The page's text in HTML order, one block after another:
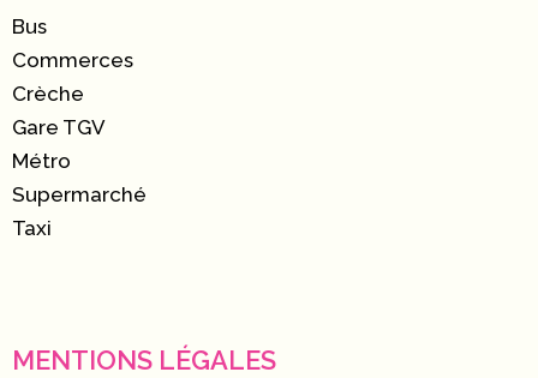
Bus
Commerces
Crèche
Gare TGV
Métro
Supermarché
Taxi
MENTIONS LÉGALES